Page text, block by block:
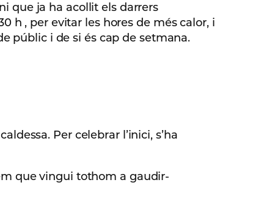
que ja ha acollit els darrers
h , per evitar les hores de més calor, i
públic i de si és cap de setmana.
Per celebrar l’inici, s’ha
que vingui tothom a gaudir-